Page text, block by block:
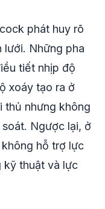
phát huy rõ
lưới. Những pha
tiết nhịp độ
xoáy tạo ra ở
thủ nhưng không
soát. Ngược lại, ở
hỗ trợ lực
kỹ thuật và lực